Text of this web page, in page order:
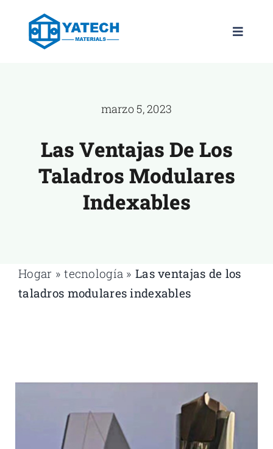
contenido
NOTICIAS
ES
marzo 5, 2023
Las Ventajas De Los
Taladros Modulares
Indexables
Hogar »tecnología » Las ventajas de los
taladros modulares indexables